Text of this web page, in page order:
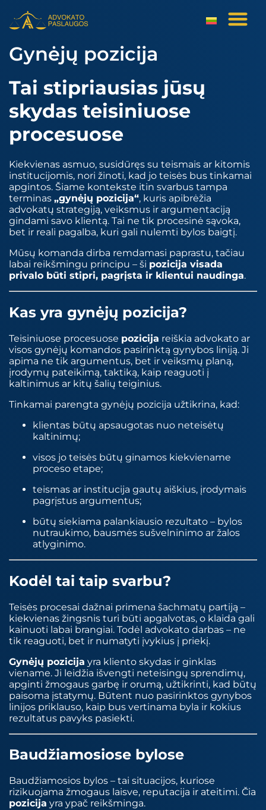
Gynėjų pozicija
Tai stipriausias jūsų
skydas teisiniuose
procesuose
Kiekvienas asmuo, susidūręs su teismais ar kitomis
institucijomis, nori žinoti, kad jo teisės bus tinkamai
apgintos. Šiame kontekste itin svarbus tampa
terminas „gynėjų pozicija“, kuris apibrėžia
advokatų strategiją, veiksmus ir argumentaciją
gindami savo klientą. Tai ne tik procesinė sąvoka,
bet ir reali pagalba, kuri gali nulemti bylos baigtį.
Mūsų komanda dirba remdamasi paprastu, tačiau
labai reikšmingu principu – ši pozicija visada
privalo būti stipri, pagrįsta ir klientui naudinga.
Kas yra gynėjų pozicija?
Teisiniuose procesuose pozicija reiškia advokato ar
visos gynėjų komandos pasirinktą gynybos liniją. Ji
apima ne tik argumentus, bet ir veiksmų planą,
įrodymų pateikimą, taktiką, kaip reaguoti į
kaltinimus ar kitų šalių teiginius.
Tinkamai parengta gynėjų pozicija užtikrina, kad:
klientas būtų apsaugotas nuo neteisėtų
kaltinimų;
visos jo teisės būtų ginamos kiekviename
proceso etape;
teismas ar institucija gautų aiškius, įrodymais
pagrįstus argumentus;
būtų siekiama palankiausio rezultato – bylos
nutraukimo, bausmės sušvelninimo ar žalos
atlyginimo.
Kodėl tai taip svarbu?
Teisės procesai dažnai primena šachmatų partiją –
kiekvienas žingsnis turi būti apgalvotas, o klaida gali
kainuoti labai brangiai. Todėl advokato darbas – ne
tik reaguoti, bet ir numatyti įvykius į priekį.
Gynėjų pozicija yra kliento skydas ir ginklas
viename. Ji leidžia išvengti neteisingų sprendimų,
apginti žmogaus garbę ir orumą, užtikrinti, kad būtų
paisoma įstatymų. Būtent nuo pasirinktos gynybos
linijos priklauso, kaip bus vertinama byla ir kokius
rezultatus pavyks pasiekti.
Baudžiamosiose bylose
Baudžiamosios bylos – tai situacijos, kuriose
rizikuojama žmogaus laisve, reputacija ir ateitimi. Čia
pozicija yra ypač reikšminga.